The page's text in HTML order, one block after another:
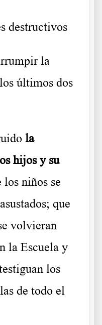
destructivos
la
últimos dos
la
hijos y su
niños se
que
volvieran
la Escuela y
los
de todo el